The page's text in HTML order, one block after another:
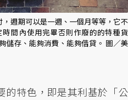
週期可以是一週、一個月等等，它不
間內使用完畢否則作廢的的特種貨
存、能夠消費、能夠借貸。 圖／美
的特色，即是其利基於「公